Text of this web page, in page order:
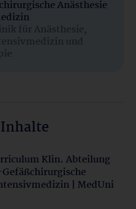
Anästhesie
für Anästhesie,
und
Klin. Abteilung
| MedUni